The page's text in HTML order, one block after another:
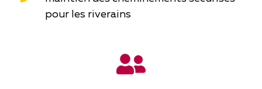
pour les riverains